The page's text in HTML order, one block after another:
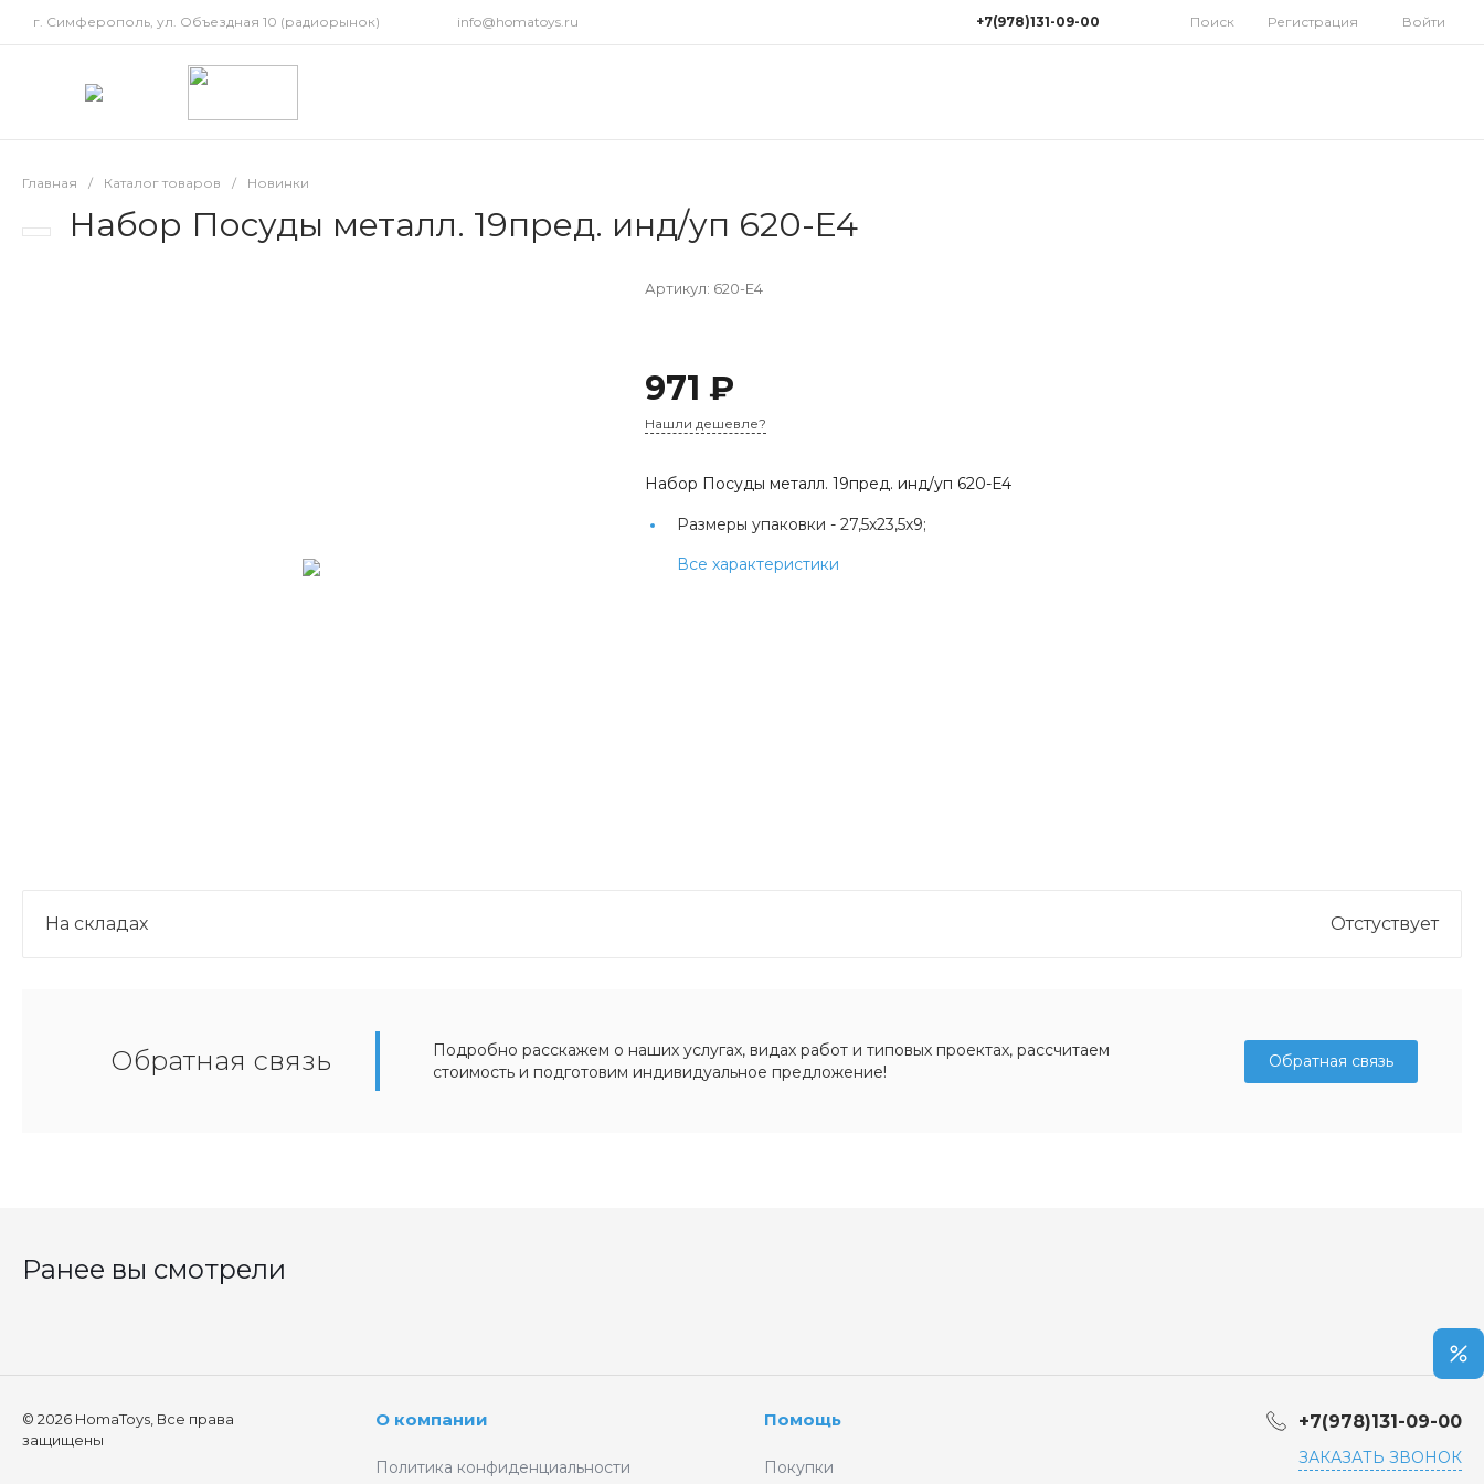
г. Симферополь, ул. Объездная 10 (радиорынок) info@homatoys.ru +7(978)131-09-00 Поиск Регистрация Войти
Главная / Каталог товаров / Новинки
Набор Посуды металл. 19пред. инд/уп 620-E4
Артикул: 620-E4
971 ₽
Нашли дешевле?
Набор Посуды металл. 19пред. инд/уп 620-E4
Размеры упаковки -27,5х23,5х9;
Все характеристики
На складах Отстуствует
Обратная связь
Подробно расскажем о наших услугах, видах работ и типовых проектах, рассчитаем
стоимость и подготовим индивидуальное предложение!
Обратная связь
Ранее вы смотрели
© 2026 HomaToys, Все права
защищены
О компании
Политика конфиденциальности
Помощь
Покупки
+7(978)131-09-00
ЗАКАЗАТЬ ЗВОНОК